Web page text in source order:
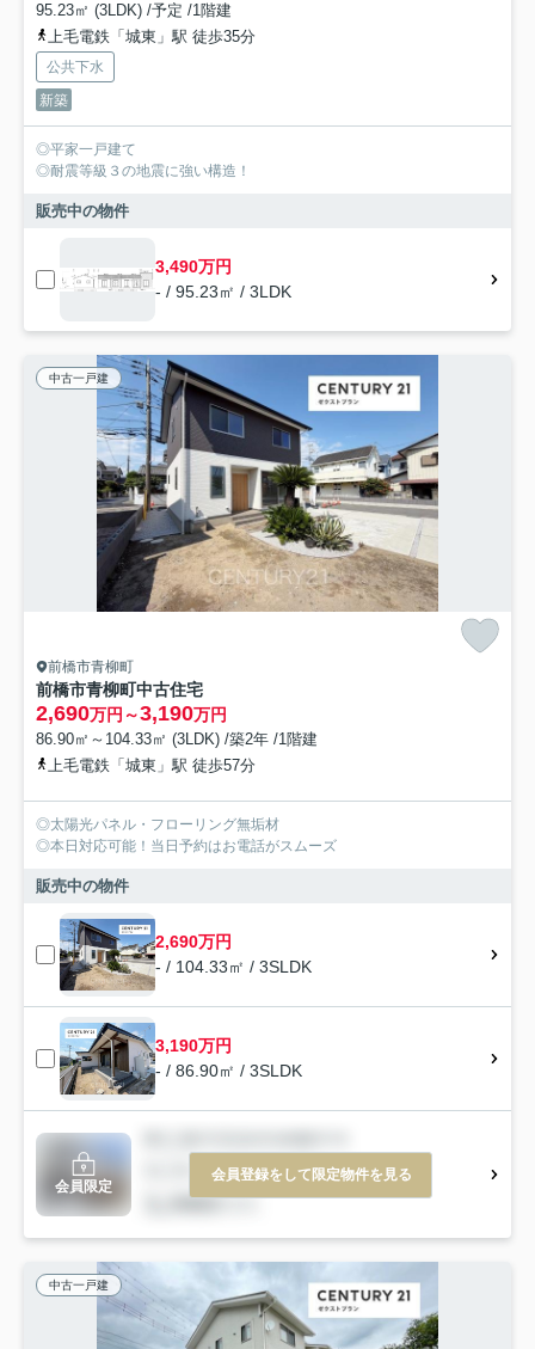
95.23㎡ (3LDK) /予定 /1階建
上毛電鉄「城東」駅 徒歩35分
公共下水
新築
◎平家一戸建て
◎耐震等級３の地震に強い構造！
販売中の物件
3,490万円
- / 95.23㎡ / 3LDK
中古一戸建
前橋市青柳町
前橋市青柳町中古住宅
2,690万円～3,190万円
86.90㎡～104.33㎡ (3LDK) /築2年 /1階建
上毛電鉄「城東」駅 徒歩57分
◎太陽光パネル・フローリング無垢材
◎本日対応可能！当日予約はお電話がスムーズ
販売中の物件
2,690万円
- / 104.33㎡ / 3SLDK
3,190万円
- / 86.90㎡ / 3SLDK
会員限定
会員登録をして限定物件を見る
中古一戸建